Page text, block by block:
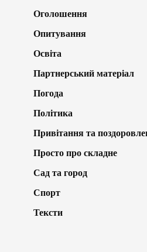
Оголошення
Опитування
Освіта
Партнерський матеріал
Погода
Політика
Привітання та
Просто про складне
Сад та город
Спорт
Тексти